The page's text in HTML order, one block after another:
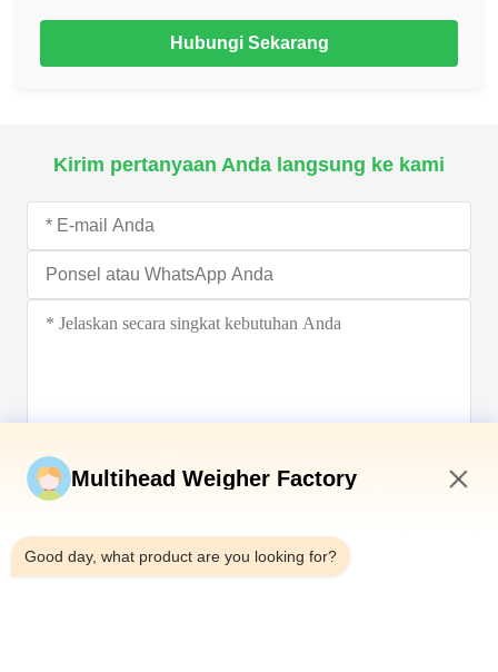
Hubungi Sekarang
Kirim pertanyaan Anda langsung ke kami
Multihead Weigher Factory
Good day, what product are you looking for?